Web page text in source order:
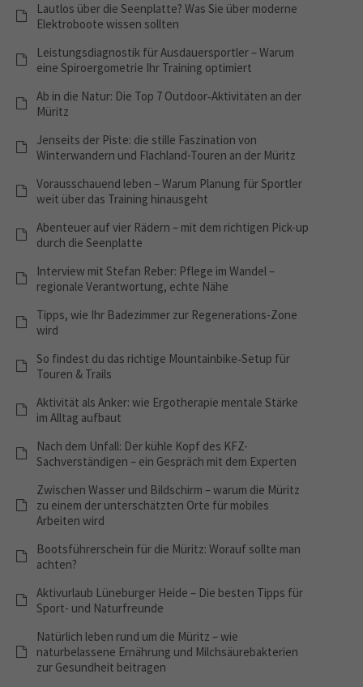
Lautlos über die Seenplatte? Was Sie über moderne
Elektroboote wissen sollten
Leistungsdiagnostik für Ausdauersportler – Warum
eine Spiroergometrie Ihr Training optimiert
Ab in die Natur: Die Top 7 Outdoor‑Aktivitäten an der
Müritz
Jenseits der Piste: die stille Faszination von
Winterwandern und Flachland-Touren an der Müritz
Vorausschauend leben – Warum Planung für Sportler
weit über das Training hinausgeht
Abenteuer auf vier Rädern – mit dem richtigen Pick-up
durch die Seenplatte
Interview mit Stefan Reber: Pflege im Wandel –
regionale Verantwortung, echte Nähe
Tipps, wie Ihr Badezimmer zur Regenerations-Zone
wird
So findest du das richtige Mountainbike‑Setup für
Touren & Trails
Aktivität als Anker: wie Ergotherapie mentale Stärke
im Alltag aufbaut
Nach dem Unfall: Der kühle Kopf des KFZ-
Sachverständigen – ein Gespräch mit dem Experten
Zwischen Wasser und Bildschirm – warum die Müritz
zu einem der unterschätzten Orte für mobiles
Arbeiten wird
Bootsführerschein für die Müritz: Worauf sollte man
achten?
Aktivurlaub Lüneburger Heide – Die besten Tipps für
Sport- und Naturfreunde
Natürlich leben rund um die Müritz – wie
naturbelassene Ernährung und Milchsäurebakterien
zur Gesundheit beitragen